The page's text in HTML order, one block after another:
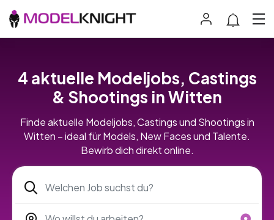
4 aktuelle Modeljobs, Castings
& Shootings in Witten
Finde aktuelle Modeljobs, Castings und Shootings in
Witten – ideal für Models, New Faces und Talente.
Bewirb dich direkt online.